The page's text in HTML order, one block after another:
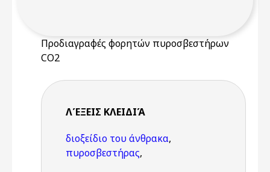
Προδιαγραφές φορητών πυροσβεστήρων
CO2
ΛΈΞΕΙΣ KΛΕΙΔΙΆ
διοξείδιο του άνθρακα,
πυροσβεστήρας,